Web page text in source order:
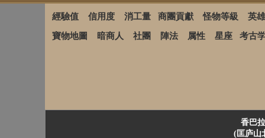
經驗值 信用度 消工量 商團貢獻 怪物等級 英
寶物地圖 暗商人 社團 陣法 属性 星座 考古
香巴
(匡庐山